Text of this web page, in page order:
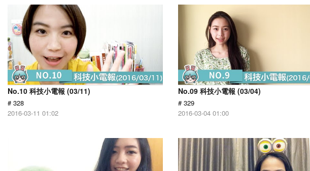
No.10 科技小電報 (03/11)
# 328
2016-03-11 01:02
No.09 科技小電報 (03/04)
# 329
2016-03-04 01:00